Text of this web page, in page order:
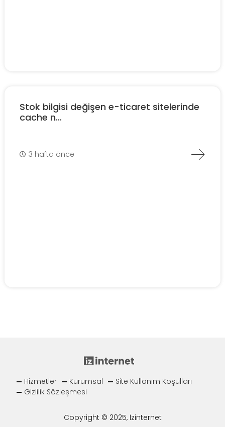
Stok bilgisi değişen e-ticaret sitelerinde
cache n...
3 hafta önce
Hizmetler Kurumsal
Site Kullanım Koşulları
Gizlilik Sözleşmesi
Copyright © 2025, İzinternet